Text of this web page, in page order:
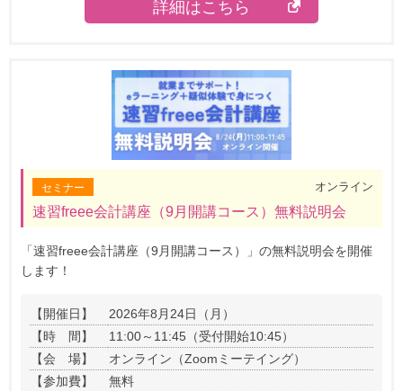
詳細はこちら
セミナー オンライン
速習freee会計講座（9月開講コース）無料説明会
「速習freee会計講座（9月開講コース）」の無料説明会を開催
します！
【開催日】
2026年8月24日（月）
【時 間】
11:00～11:45（受付開始10:45）
【会 場】
オンライン（Zoomミーテイング）
【参加費】
無料